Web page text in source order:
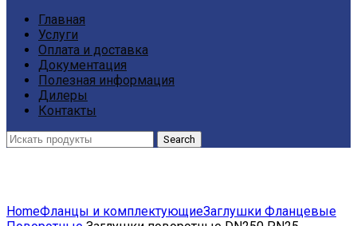
Главная
Услуги
Оплата и доставка
Документация
Полезная информация
Дилеры
Контакты
Search
HomeФланцы и комплектующиеЗаглушки Фланцевые